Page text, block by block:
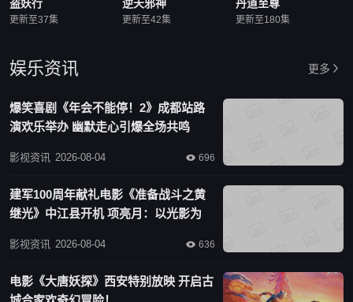
盗妖行
更新至37集
逆天邪神
更新至42集
丹道至尊
更新至180集
娱乐资讯 更多 
爆笑喜剧《年会不能停！2》成都站路
演欢乐举办 幽默走心引爆全场共鸣
 696
影视资讯 2026-08-04
建军100周年献礼电影《准备战斗之黄
继光》中江县开机 项亮月：以光影为
 636
影视资讯 2026-08-04
电影《大唐妖探》西安特别放映 开启古